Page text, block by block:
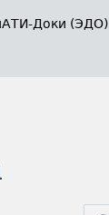
АТИ-Доки (ЭДО)